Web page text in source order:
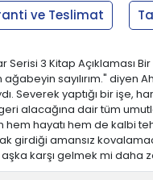
ve Teslimat
Serisi 3 Kitap Açıklaması
sayılırım." diyen
Severek yaptığı bir işe,
geri alacağına dair tüm
hem hayatı hem de
girdiği amansız
karşı gelmek mi daha